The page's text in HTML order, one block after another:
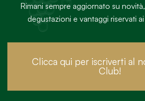
Rimani sempre aggiornato su
degustazioni e vantaggi riservati
Clicca qui per iscriverti al
Club!